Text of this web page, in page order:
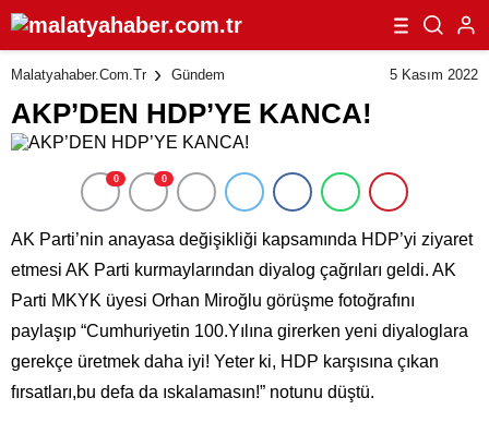
Malatyahaber.com.tr Gündem 5 Kasım 2022
AKP’DEN HDP’YE KANCA!
0 0
AK Parti’nin anayasa değişikliği kapsamında HDP’yi ziyaret
etmesi AK Parti kurmaylarından diyalog çağrıları geldi. AK
Parti MKYK üyesi Orhan Miroğlu görüşme fotoğrafını
paylaşıp “Cumhuriyetin 100.Yılına girerken yeni diyaloglara
gerekçe üretmek daha iyi! Yeter ki, HDP karşısına çıkan
fırsatları,bu defa da ıskalamasın!” notunu düştü.